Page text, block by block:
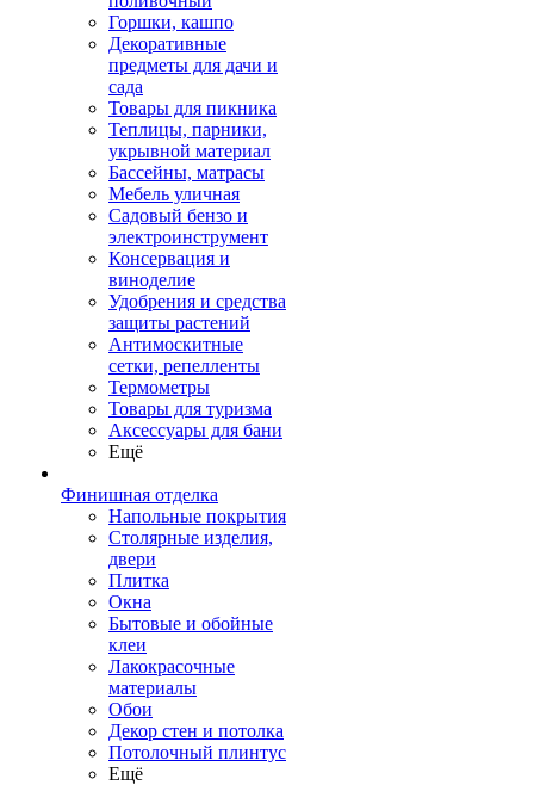
Горшки, кашпо
Декоративные
предметы для дачи и
сада
Товары для пикника
Теплицы, парники,
укрывной материал
Бассейны, матрасы
Мебель уличная
Садовый бензо и
электроинструмент
Консервация и
виноделие
Удобрения и средства
защиты растений
Антимоскитные
сетки, репелленты
Термометры
Товары для туризма
Аксессуары для бани
Ещё
Финишная отделка
Напольные покрытия
Столярные изделия,
двери
Плитка
Окна
Бытовые и обойные
клеи
Лакокрасочные
материалы
Обои
Декор стен и потолка
Потолочный плинтус
Ещё